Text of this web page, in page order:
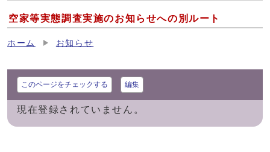
空家等実態調査実施のお知らせへの別ルート
ホーム お知らせ
このページをチェックする 編集
現在登録されていません。